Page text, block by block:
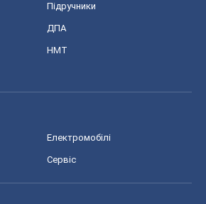
Підручники
ДПА
НМТ
Електромобілі
Сервіс